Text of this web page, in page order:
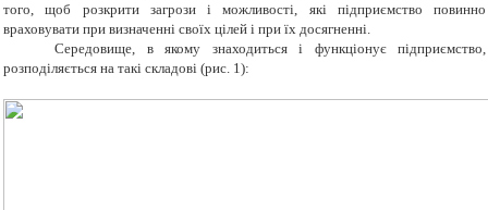
того, щоб розкрити загрози і можливості, які підприємство повинно
враховувати при визначенні своїх цілей і при їх досягненні.
Середовище, в якому знаходиться і функціонує підприємство,
розподіляється на такі складові (рис. 1):